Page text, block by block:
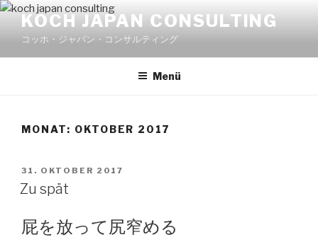
Zum
Inhalt
springen
KOCH JAPAN CONSULTING
コッホ・ジャパン・コンサルティング
Menü
MONAT: OKTOBER 2017
VERÖFFENTLICHT
AM
31. OKTOBER 2017
Zu spät
屁を放って尻窄める